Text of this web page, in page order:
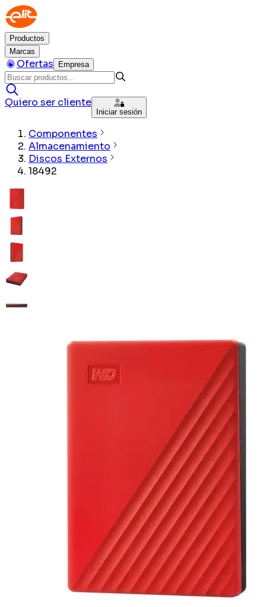
Productos
Marcas
Ofertas Empresa
Quiero ser cliente
Iniciar sesión
Componentes
Almacenamiento
Discos Externos
18492